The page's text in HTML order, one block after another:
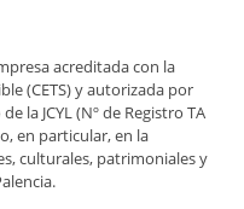
acreditada con la
(CETS) y autorizada por
la JCYL (Nº de Registro TA
en particular, en la
culturales, patrimoniales y